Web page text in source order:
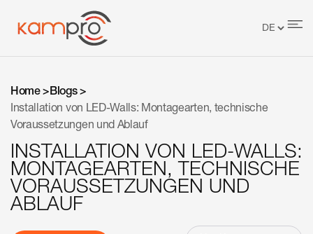
Home >Blogs >
Installation von LED-Walls: Montagearten, technische
Voraussetzungen und Ablauf
INSTALLATION VON LED-WALLS:
MONTAGEARTEN, TECHNISCHE
VORAUSSETZUNGEN UND
ABLAUF